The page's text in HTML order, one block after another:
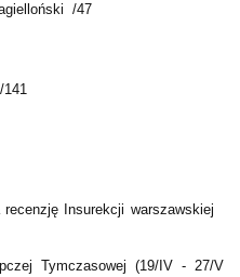
/47
141
recenzję Insurekcji warszawskiej
Tymczasowej (19/IV - 27/V